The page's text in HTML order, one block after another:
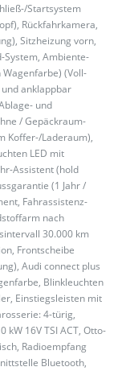
Startsystem
Rückfahrkamera,
Sitzheizung vorn,
System, Ambiente-
(Voll-
anklappbar
und
/ Gepäckraum-
Koffer-/Laderaum),
LED mit
Assistent (hold
(1 Jahr /
Fahrassistenz-
nach
30.000 km
Frontscheibe
Audi connect plus
Blinkleuchten
Einstiegsleisten mit
4-türig,
kW 16V TSI ACT, Otto-
Radioempfang
Bluetooth,